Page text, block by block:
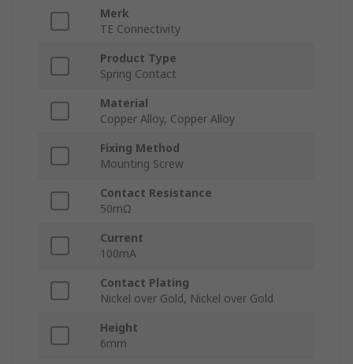
Merk
TE Connectivity
Product Type
Spring Contact
Material
Copper Alloy, Copper Alloy
Fixing Method
Mounting Screw
Contact Resistance
50mΩ
Current
100mA
Contact Plating
Nickel over Gold, Nickel over Gold
Height
6mm